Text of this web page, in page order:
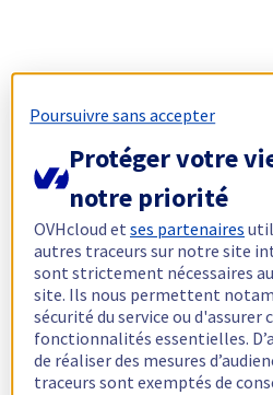
Poursuivre sans accepter
Protéger votre
notre priorité
OVHcloud etses partenaires
autres traceurs sur notre site
sont strictement nécessaires
site. Ils nous permettent
sécurité du service ou d'assurer
fonctionnalités essentielles.
de réaliser des mesures
traceurs sont exemptés de